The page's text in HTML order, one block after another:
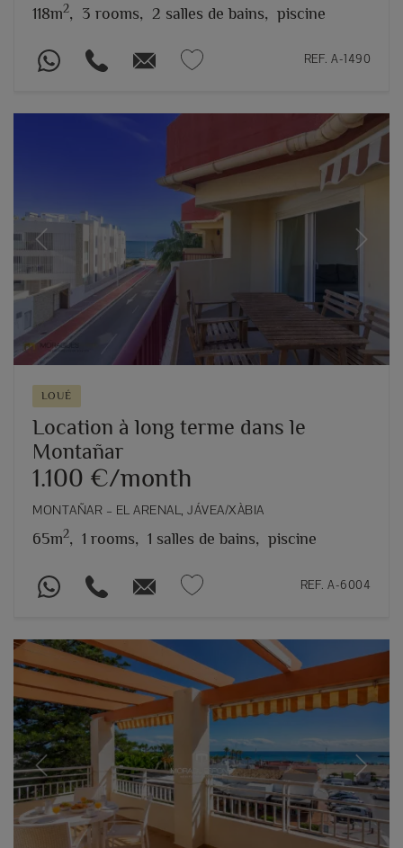
118m2, 3 rooms, 2 salles de bains, piscine
REF. A-1490
Previous Next
LOUÉ
Location à long terme dans le
Montañar
1.100 €/month
MONTAÑAR – EL ARENAL, JÁVEA/XÀBIA
65m2, 1 rooms, 1 salles de bains, piscine
REF. A-6004
Previous Next